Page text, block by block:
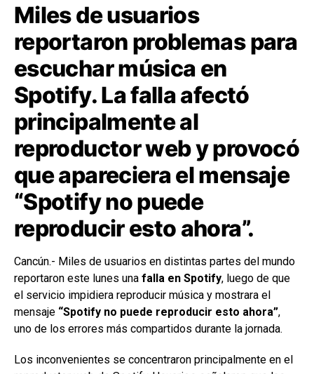
Miles de usuarios
reportaron problemas para
escuchar música en
Spotify. La falla afectó
principalmente al
reproductor web y provocó
que apareciera el mensaje
“Spotify no puede
reproducir esto ahora”.
Cancún.- Miles de usuarios en distintas partes del mundo
reportaron este lunes una falla en Spotify, luego de que
el servicio impidiera reproducir música y mostrara el
mensaje “Spotify no puede reproducir esto ahora”,
uno de los errores más compartidos durante la jornada.
Los inconvenientes se concentraron principalmente en el